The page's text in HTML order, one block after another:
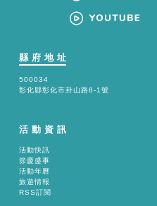
縣府地址
500034
彰化縣彰化市卦山路8-1號
活動資訊
活動快訊
節慶盛事
活動年曆
旅遊情報
RSS訂閱